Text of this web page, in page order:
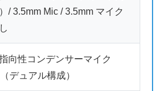
/ 3.5mm Mic / 3.5mm マイク
向性コンデンサーマイク
デュアル構成）